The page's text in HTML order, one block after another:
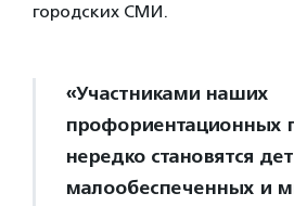
городских СМИ.
«Участниками наших
профориентационных
нередко становятся
малообеспеченных и